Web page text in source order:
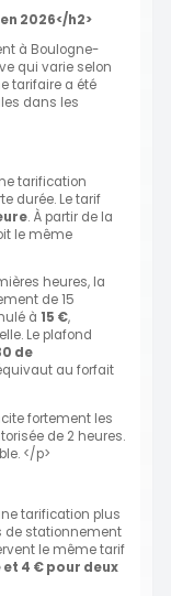
2026</h2>
à Boulogne-
qui varie selon
tarifaire a été
dans les
tarification
durée. Le tarif
. À partir de la
le même
heures, la
de 15
à 15 €,
Le plafond
de
au forfait
fortement les
de 2 heures.
</p>
tarification plus
de stationnement
le même tarif
4 € pour deux